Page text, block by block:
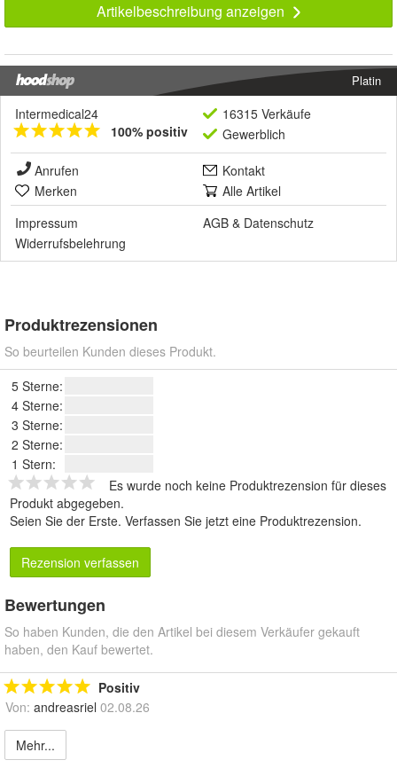
Artikelbeschreibung anzeigen
Platin
Intermedical24
100% positiv
16315 Verkäufe
Gewerblich
Anrufen
Kontakt
Merken
Alle Artikel
Impressum
AGB & Datenschutz
Widerrufsbelehrung
Produktrezensionen
So beurteilen Kunden dieses Produkt.
5 Sterne:
4 Sterne:
3 Sterne:
2 Sterne:
1 Stern:
Es wurde noch keine Produktrezension für dieses
Produkt abgegeben.
Seien Sie der Erste. Verfassen Sie jetzt eine Produktrezension.
Rezension verfassen
Bewertungen
So haben Kunden, die den Artikel bei diesem Verkäufer gekauft
haben, den Kauf bewertet.
Positiv
Von: andreasriel 02.08.26
Mehr...